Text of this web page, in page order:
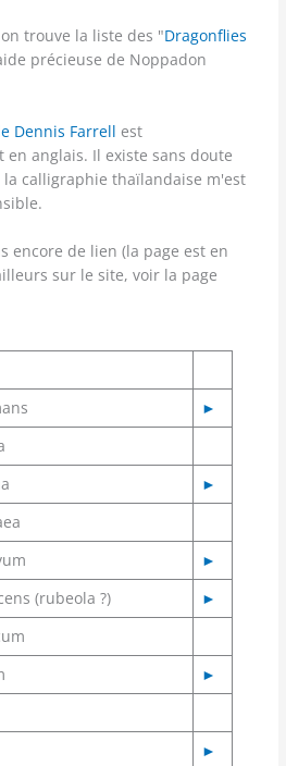
trouve la liste des "Dragonflies
précieuse de Noppadon
Dennis Farrell est
anglais. Il existe sans doute
calligraphie thaïlandaise m'est
encore de lien (la page est en
sur le site, voir la page
►
►
►
(rubeola ?)
►
►
►